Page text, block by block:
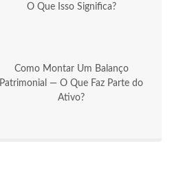
O Que Isso Significa?
Como Montar Um Balanço
Patrimonial — O Que Faz Parte do
Ativo?